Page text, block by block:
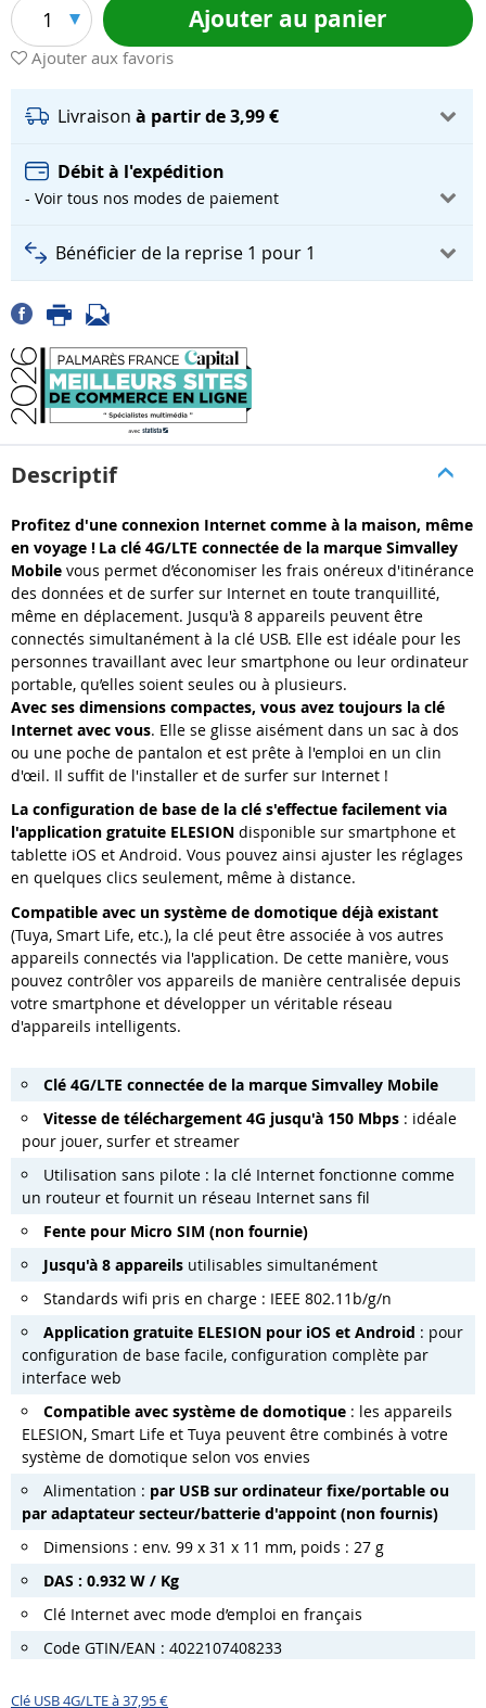
1 Ajouter au panier
Ajouter aux favoris
Livraison à partir de 3,99 €
Débit à l'expédition
- Voir tous nos modes de paiement
Bénéficier de la reprise 1 pour 1
Descriptif
Profitez d'une connexion Internet comme à la maison, même
en voyage ! La clé 4G/LTE connectée de la marque Simvalley
Mobile vous permet d’économiser les frais onéreux d'itinérance
des données et de surfer sur Internet en toute tranquillité,
même en déplacement. Jusqu'à 8 appareils peuvent être
connectés simultanément à la clé USB. Elle est idéale pour les
personnes travaillant avec leur smartphone ou leur ordinateur
portable, qu’elles soient seules ou à plusieurs.
Avec ses dimensions compactes, vous avez toujours la clé
Internet avec vous. Elle se glisse aisément dans un sac à dos
ou une poche de pantalon et est prête à l'emploi en un clin
d'œil. Il suffit de l'installer et de surfer sur Internet !
La configuration de base de la clé s'effectue facilement via
l'application gratuite ELESION disponible sur smartphone et
tablette iOS et Android. Vous pouvez ainsi ajuster les réglages
en quelques clics seulement, même à distance.
Compatible avec un système de domotique déjà existant
(Tuya, Smart Life, etc.), la clé peut être associée à vos autres
appareils connectés via l'application. De cette manière, vous
pouvez contrôler vos appareils de manière centralisée depuis
votre smartphone et développer un véritable réseau
d'appareils intelligents.
Clé 4G/LTE connectée de la marque Simvalley Mobile
Vitesse de téléchargement 4G jusqu'à 150 Mbps : idéale
pour jouer, surfer et streamer
Utilisation sans pilote : la clé Internet fonctionne comme
un routeur et fournit un réseau Internet sans fil
Fente pour Micro SIM (non fournie)
Jusqu'à 8 appareils utilisables simultanément
Standards wifi pris en charge : IEEE 802.11b/g/n
Application gratuite ELESION pour iOS et Android : pour
configuration de base facile, configuration complète par
interface web
Compatible avec système de domotique : les appareils
ELESION, Smart Life et Tuya peuvent être combinés à votre
système de domotique selon vos envies
Alimentation : par USB sur ordinateur fixe/portable ou
par adaptateur secteur/batterie d'appoint (non fournis)
Dimensions : env. 99 x 31 x 11 mm, poids : 27 g
DAS : 0.932 W / Kg
Clé Internet avec mode d’emploi en français
Code GTIN/EAN : 4022107408233
Clé USB 4G/LTE à 37,95 €